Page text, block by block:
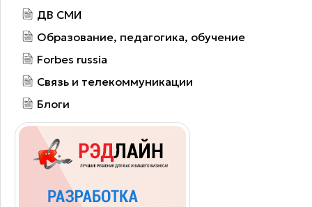
Психология
Электронные платежные системы
Электронная коммерция
Справочник по web
Юзабилити
Системы управления сайтом
Web-мастеру
Программирование
Веб-дизайн